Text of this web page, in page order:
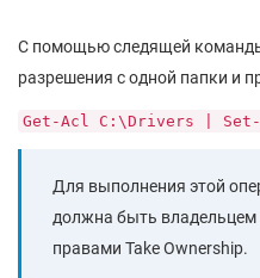
С помощью следящей
разрешения с одной папки и
Get-Acl C:\Drivers |
Для выполнения этой
должна быть владельцем
правами Take Ownership.